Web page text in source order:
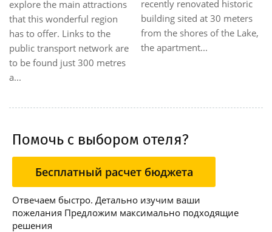
attractions
region
Links to the
network are
300 metres
recently renovated historic
building sited at 30 meters
from the shores of the Lake,
the apartment...
Nord exit,
the Villa
half an hour
Помочь с выбором отеля?
Бесплатный расчет бюджета
Отвечаем быстро. Детально изучим ваши
пожелания Предложим максимально подходящие
решения